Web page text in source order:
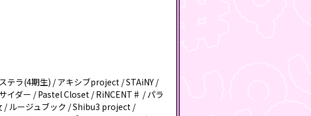
テラ(4期生) / アキシブproject / STAiNY /
イダー / Pastel Closet / RiNCENT♯ / パラ
/ ルージュブック / Shibu3 project /